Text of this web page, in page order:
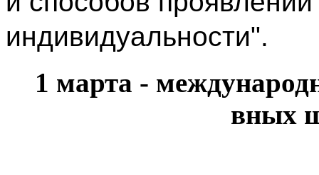
индивидуальности".
1 марта -
вных